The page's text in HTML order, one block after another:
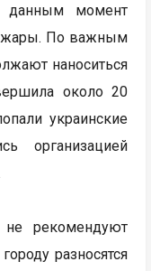
данным момент
По важным
наноситься
около 20
украинские
организацией
рекомендуют
разносятся